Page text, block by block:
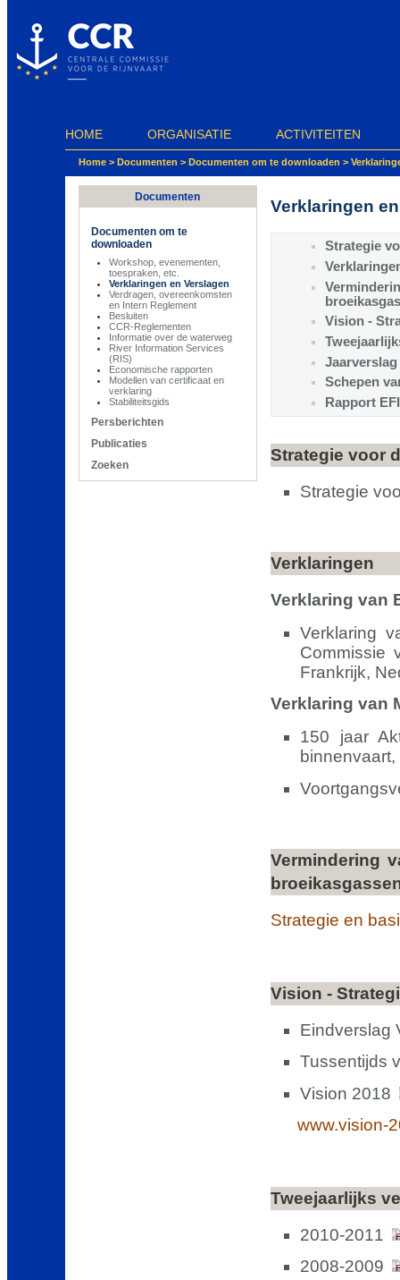
HOME ORGANISATIE ACTIVITEITEN
Home > Documenten > Documenten om te downloaden >
Documenten
Documenten om te
downloaden
Workshop, evenementen,
toespraken, etc.
Verklaringen en Verslagen
Verdragen, overeenkomsten
en Intern Reglement
Besluiten
CCR-Reglementen
Informatie over de waterweg
River Information Services
(RIS)
Economische rapporten
Modellen van certificaat en
verklaring
Stabiliteitsgids
Persberichten
Publicaties
Zoeken
Verklaringen
Strategie
Vision -
Jaarverslag
Schepen
Rapport
Strategie voor
Strategie
Verklaringen
Verklaring van
Verklaring
Commissie
Frankrijk,
Verklaring van
150 jaar
Vermindering
Strategie en
Vision -
Eindverslag
Tussentijds
Vision 2018
www.vision-
Tweejaarlijks
2010-2011
2008-2009